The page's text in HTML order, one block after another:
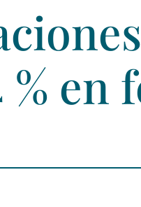
en